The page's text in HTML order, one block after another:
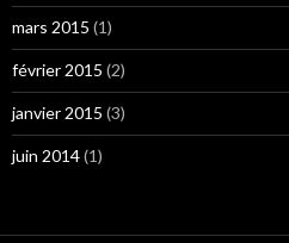
mars 2015 (1)
février 2015 (2)
janvier 2015 (3)
juin 2014(1)